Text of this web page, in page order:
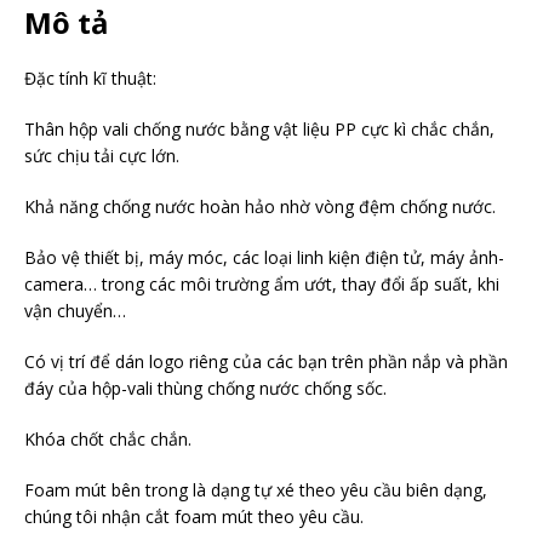
Mô tả
Đặc tính kĩ thuật:
Thân hộp vali chống nước bằng vật liệu PP cực kì chắc chắn,
sức chịu tải cực lớn.
Khả năng chống nước hoàn hảo nhờ vòng đệm chống nước.
Bảo vệ thiết bị, máy móc, các loại linh kiện điện tử, máy ảnh-
camera… trong các môi trường ẩm ướt, thay đổi ấp suất, khi
vận chuyển…
Có vị trí để dán logo riêng của các bạn trên phần nắp và phần
đáy của hộp-vali thùng chống nước chống sốc.
Khóa chốt chắc chắn.
Foam mút bên trong là dạng tự xé theo yêu cầu biên dạng,
chúng tôi nhận cắt foam mút theo yêu cầu.